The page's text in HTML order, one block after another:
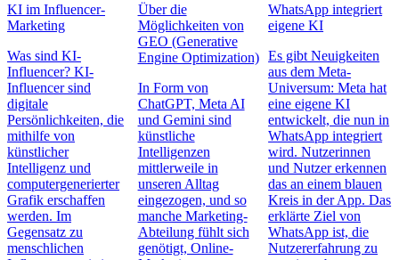
KI im Influencer-
Marketing
Was sind KI-
Influencer? KI-
Influencer sind
digitale
Persönlichkeiten, die
mithilfe von
künstlicher
Intelligenz und
computergenerierter
Grafik erschaffen
werden. Im
Gegensatz zu
menschlichen
Über die
Möglichkeiten von
GEO (Generative
Engine Optimization)
In Form von
ChatGPT, Meta AI
und Gemini sind
künstliche
Intelligenzen
mittlerweile in
unseren Alltag
eingezogen, und so
manche Marketing-
Abteilung fühlt sich
genötigt, Online-
WhatsApp integriert
eigene KI
Es gibt Neuigkeiten
aus dem Meta-
Universum: Meta hat
eine eigene KI
entwickelt, die nun in
WhatsApp integriert
wird. Nutzerinnen
und Nutzer erkennen
das an einem blauen
Kreis in der App. Das
erklärte Ziel von
WhatsApp ist, die
Nutzererfahrung zu